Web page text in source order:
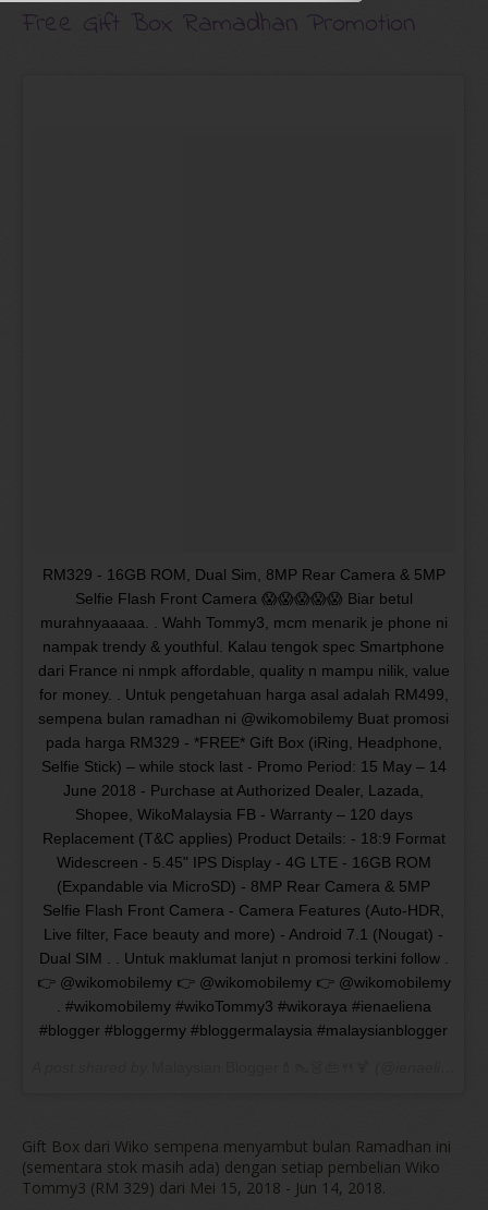
Free Gift Box Ramadhan Promotion
RM329 - 16GB ROM, Dual Sim, 8MP Rear Camera & 5MP
Selfie Flash Front Camera 😱😱😱😱😱 Biar betul
murahnyaaaaa. . Wahh Tommy3, mcm menarik je phone ni
nampak trendy & youthful. Kalau tengok spec Smartphone
dari France ni nmpk affordable, quality n mampu nilik, value
for money. . Untuk pengetahuan harga asal adalah RM499,
sempena bulan ramadhan ni @wikomobilemy Buat promosi
pada harga RM329 - *FREE* Gift Box (iRing, Headphone,
Selfie Stick) – while stock last - Promo Period: 15 May – 14
June 2018 - Purchase at Authorized Dealer, Lazada,
Shopee, WikoMalaysia FB - Warranty – 120 days
Replacement (T&C applies) Product Details: - 18:9 Format
Widescreen - 5.45" IPS Display - 4G LTE - 16GB ROM
(Expandable via MicroSD) - 8MP Rear Camera & 5MP
Selfie Flash Front Camera - Camera Features (Auto-HDR,
Live filter, Face beauty and more) - Android 7.1 (Nougat) -
Dual SIM . . Untuk maklumat lanjut n promosi terkini follow .
👉 @wikomobilemy 👉 @wikomobilemy 👉 @wikomobilemy
. #wikomobilemy #wikoTommy3 #wikoraya #ienaeliena
#blogger #bloggermy #bloggermalaysia #malaysianblogger
Gift Box dari Wiko sempena menyambut bulan Ramadhan ini
(sementara stok masih ada) dengan setiap pembelian Wiko
Tommy3 (RM 329) dari Mei 15, 2018 - Jun 14, 2018.